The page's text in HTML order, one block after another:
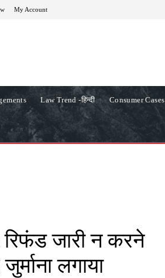
My Account
Law Trend -हिन्दी Consumer Cases
जारी न करने
लगाया